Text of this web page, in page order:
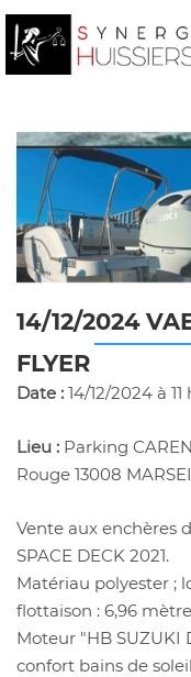
14/12/2024
FLYER
Date : 14/12/2024 à
Lieu : Parking
Rouge 13008
Vente aux enchères
SPACE DECK 2021.
Matériau polyester ;
flottaison : 6,96
Moteur "HB SUZUKI
confort bains de